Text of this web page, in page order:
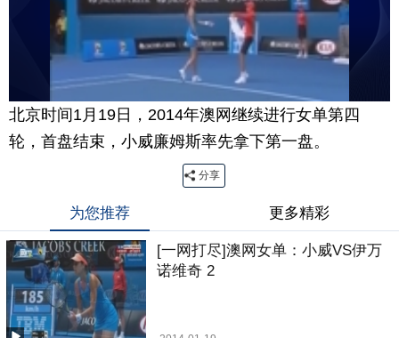
北京时间1月19日，2014年澳网继续进行女单第四
轮，首盘结束，小威廉姆斯率先拿下第一盘。
分享
为您推荐 更多精彩
[一网打尽]澳网女单：小威VS伊万
诺维奇 2